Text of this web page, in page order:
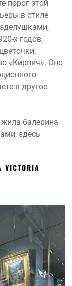
порог этой
в стиле
х годов,
«Кирпич». Оно
в другое
жила балерина
здесь